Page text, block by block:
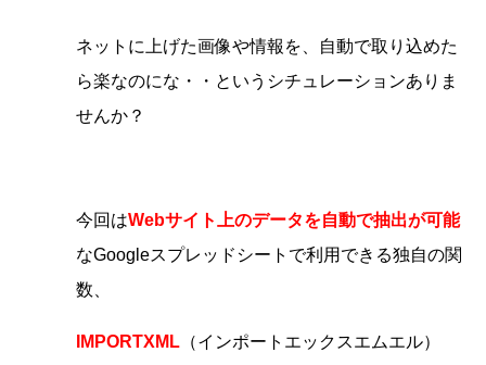
ネットに上げた画像や情報を、自動で取り込めた
ら楽なのにな・・ というシチュレーションありま
せんか？
今回はWebサイト上のデータを自動で抽出が可能
なGoogleスプレッドシートで利用できる独自の関
数、
IMPORTXML （インポートエックスエムエル）